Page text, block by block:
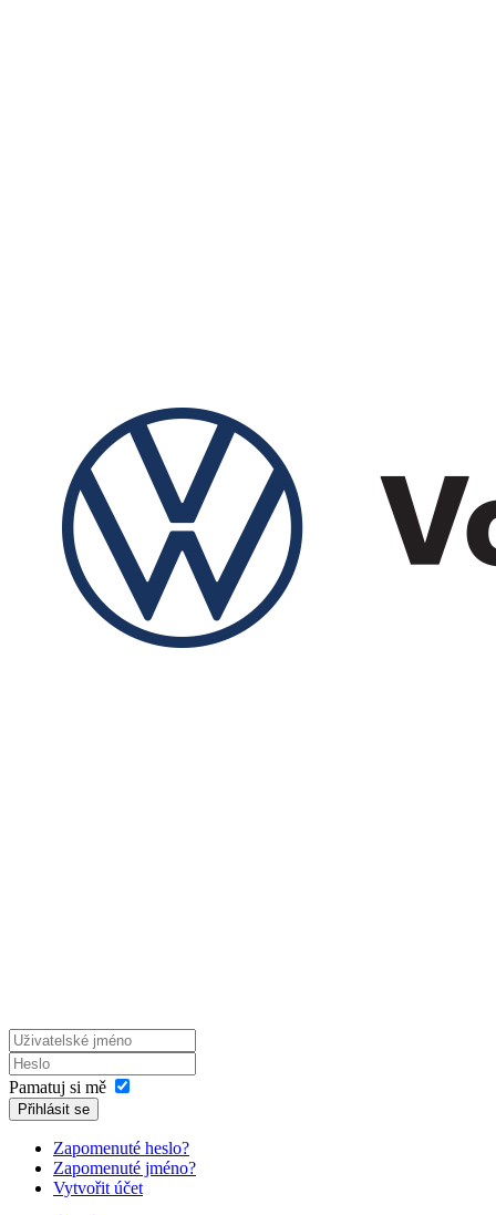
Pamatuj si mě
Přihlásit se
Zapomenuté heslo?
Zapomenuté jméno?
Vytvořit účet